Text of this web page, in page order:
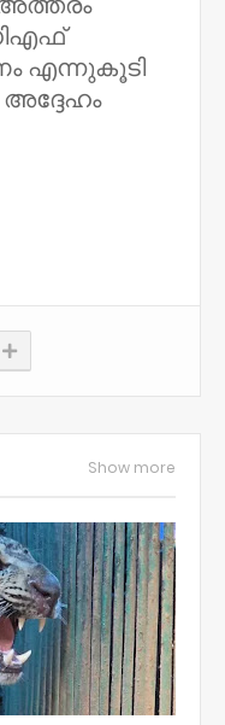
എന്നുകൂടി
Show more